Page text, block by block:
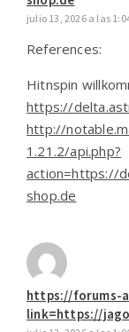
julio 13, 2026 a las
References:
Hitnspin
https://
http://
1.21.2/api.php?
action=https://
shop.de
https://forums-
link=https://